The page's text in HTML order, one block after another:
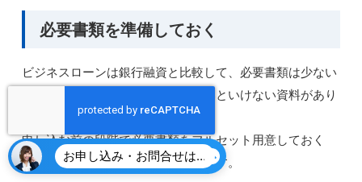
必要書類を準備しておく
ビジネスローンは銀行融資と比較して、必要書類は少ない
のですがいくつか準備しておかないといけない資料があり
申し込む前の段階で必要書類をフルセット用意しておく
と、手続きがスムーズにはかどります。
お申し込み・お問合せはこちら